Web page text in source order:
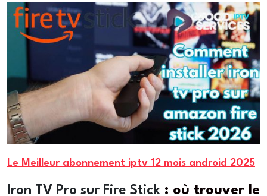
Le Meilleur abonnement iptv 12 mois android 2025
Iron TV Pro sur Fire Stick : où trouver le